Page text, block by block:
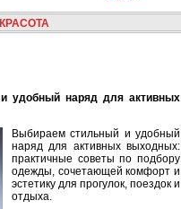
КРАСОТА
Выбираем стильный и удобный
наряд для активных выходных:
практичные советы по подбору
одежды, сочетающей комфорт и
эстетику для прогулок, поездок и
отдыха.